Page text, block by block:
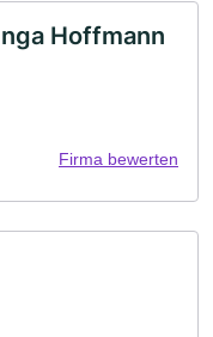
Hoffmann
Firma bewerten